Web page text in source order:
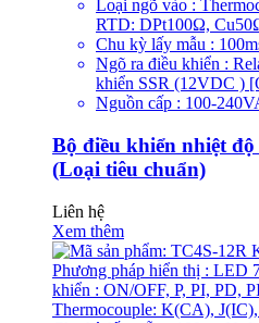
Loại ngõ vào :
RTD: DPt100Ω,
Chu kỳ lấy mẫu :
Ngõ ra điều khiển :
khiển SSR (12VDC )
Nguồn cấp : 100-
Bộ điều khiển nhiệt
(Loại tiêu chuẩn)
Liên hệ
Xem thêm